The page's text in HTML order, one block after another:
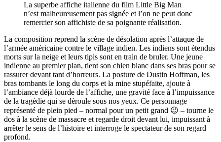
La superbe affiche italienne du film Little Big Man
n’est malheureusement pas signée et l’on ne peut donc
remercier son affichiste de sa poignante réalisation.
La composition reprend la scène de désolation après l’attaque de
l’armée américaine contre le village indien. Les indiens sont étendus
morts sur la neige et leurs tipis sont en train de bruler. Une jeune
indienne au premier plan, tient son chien blanc dans ses bras pour se
rassurer devant tant d’horreurs. La posture de Dustin Hoffman, les
bras tombants le long du corps et la mine stupéfaite, ajoute à
l’ambiance déjà lourde de l’affiche, une gravité face à l’impuissance
de la tragédie qui se déroule sous nos yeux. Ce personnage
représenté de plein pied – normal pour un petit grand 😉 – tourne le
dos à la scène de massacre et regarde droit devant lui, impuissant à
arrêter le sens de l’histoire et interroge le spectateur de son regard
profond.